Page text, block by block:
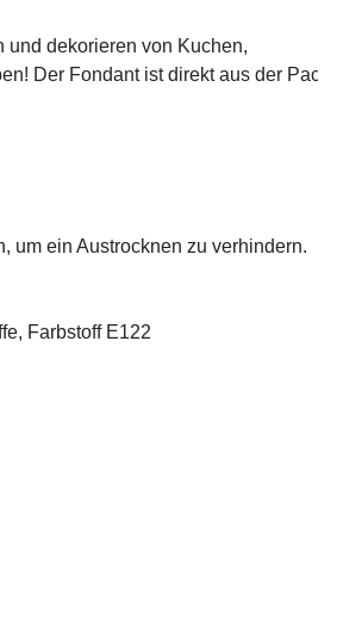
und dekorieren von Kuchen,
Der Fondant ist direkt aus der
um ein Austrocknen zu verhindern.